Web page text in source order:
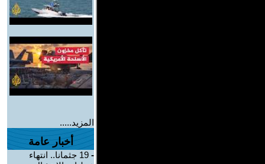
المزيد.....
أخبار عامة
-
19 جثمانا.. انتهاء